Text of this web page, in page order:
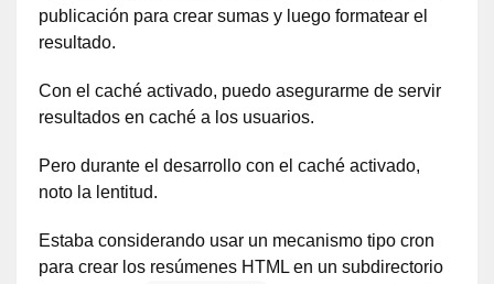
publicación para crear sumas y luego formatear el
resultado.
Con el caché activado, puedo asegurarme de servir
resultados en caché a los usuarios.
Pero durante el desarrollo con el caché activado,
noto la lentitud.
Estaba considerando usar un mecanismo tipo cron
para crear los resúmenes HTML en un subdirectorio